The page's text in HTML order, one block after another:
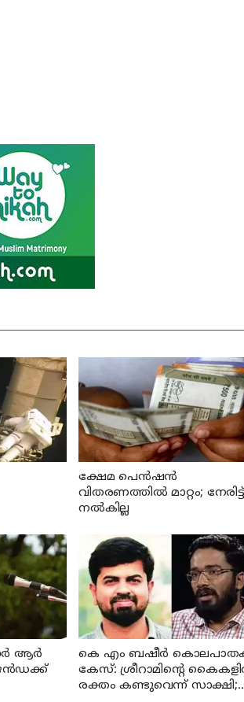
ക്ഷേമ പെന്‍ഷന്‍
വിതരണത്തില്‍ മാറ്റം; നേരിട്ട്
നല്‍കില്ല
ആര്‍
കെ എം ബഷീര്‍
കേസ്: ശ്രീറാമിന്റെ
രക്തം കണ്ടുവെന്ന് സാക്ഷി;